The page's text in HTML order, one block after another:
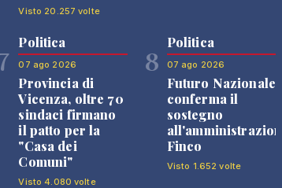
Visto 20.257 volte
Politica
07 ago 2026
Provincia di
Vicenza, oltre 70
sindaci firmano
il patto per la
"Casa dei
Comuni"
Visto 4.080 volte
8
Politica
07 ago 2026
Futuro Nazionale
conferma il
sostegno
all'amministrazione
Finco
Visto 1.652 volte